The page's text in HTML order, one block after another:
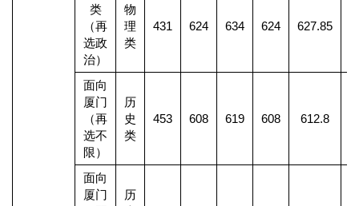
类
（再
选政
治）
物
理
类
431 624 634 624 627.85
面向
厦门
（再
选不
限）
历
史
类
453 608 619 608 612.8
面向
厦门
历